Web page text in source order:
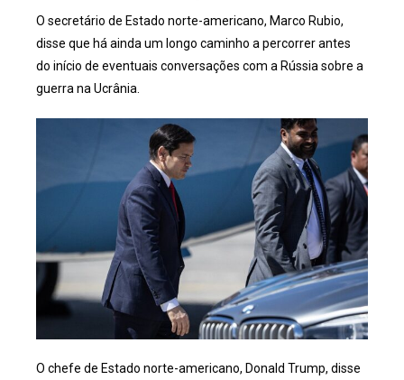
O secretário de Estado norte-americano, Marco Rubio,
disse que há ainda um longo caminho a percorrer antes
do início de eventuais conversações com a Rússia sobre a
guerra na Ucrânia.
O chefe de Estado norte-americano, Donald Trump, disse